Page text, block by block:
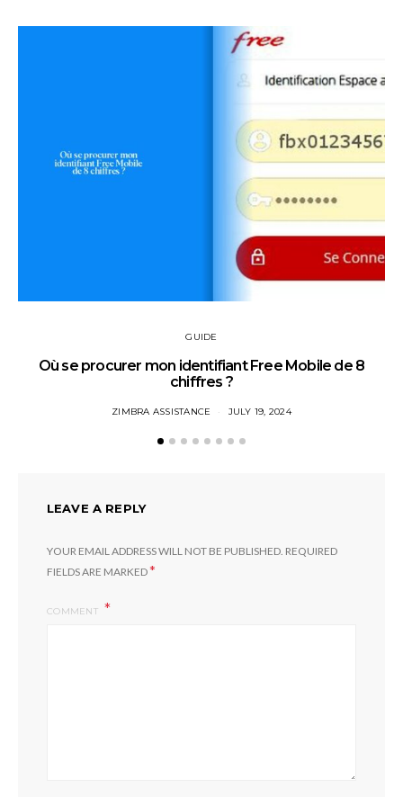
GUIDE
Où se procurer mon identifiant Free Mobile de 8
chiffres ?
ZIMBRA ASSISTANCE JULY 19, 2024
LEAVE A REPLY
YOUR EMAIL ADDRESS WILL NOT BE PUBLISHED. REQUIRED
FIELDS ARE MARKED*
COMMENT